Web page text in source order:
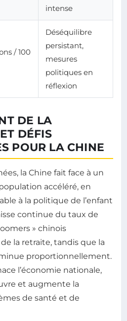
intense
/ 100
Déséquilibre
persistant,
mesures
politiques en
réflexion
DE LA
DÉFIS
POUR LA CHINE
la Chine fait face à un
accéléré, en
à la politique de l’enfant
continue du taux de
» chinois
la retraite, tandis que la
proportionnellement.
l’économie nationale,
et augmente la
de santé et de